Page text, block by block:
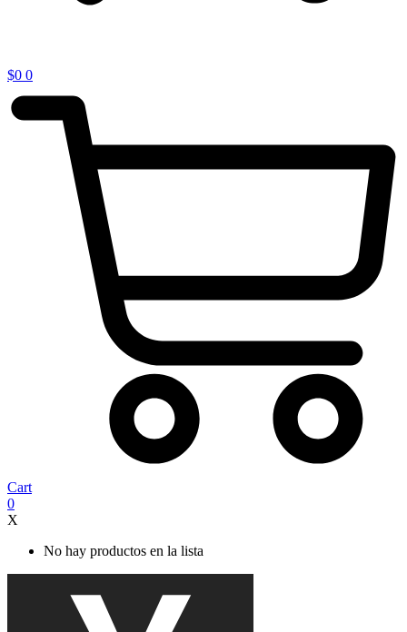
$0 0
Cart
0
X
No hay productos en la lista